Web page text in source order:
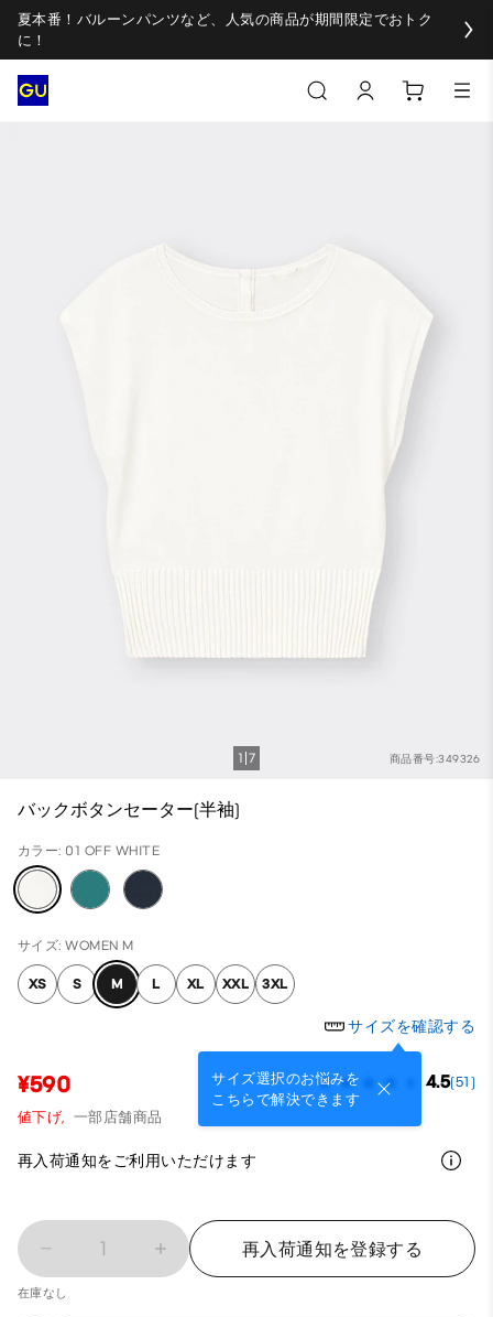
夏本番！バルーンパンツなど、人気の商品が期間限定でおトク
に！
商品番号:349326
1 7
バックボタンセーター(半袖)
カラー: 01 OFF WHITE
サイズ: WOMEN M
XS S M L XL XXL 3XL
サイズを確認する
サイズ選択のお悩みを
こちらで解決できます
¥590 4.5(51)
値下げ, 一部店舗商品
再入荷通知をご利用いただけます
1 再入荷通知を登録する
在庫なし